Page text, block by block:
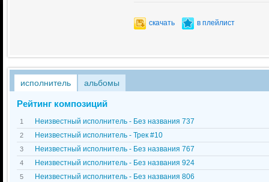
скачать в плейлист
исполнитель альбомы
Рейтинг композиций
1 Неизвестный исполнитель - Без названия 737
2 Неизвестный исполнитель - Трек #10
3 Неизвестный исполнитель - Без названия 767
4 Неизвестный исполнитель - Без названия 924
5 Неизвестный исполнитель - Без названия 806